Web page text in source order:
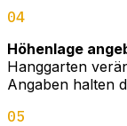
04
Höhenlage
Hanggarten
Angaben halten
05